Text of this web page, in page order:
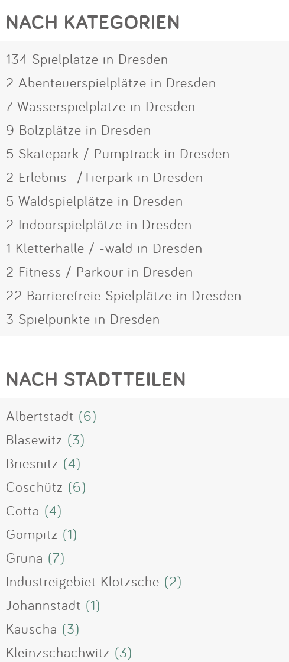
NACH KATEGORIEN
134 Spielplätze in Dresden
2 Abenteuerspielplätze in Dresden
7 Wasserspielplätze in Dresden
9 Bolzplätze in Dresden
5 Skatepark / Pumptrack in Dresden
2 Erlebnis- /Tierpark in Dresden
5 Waldspielplätze in Dresden
2 Indoorspielplätze in Dresden
1 Kletterhalle / -wald in Dresden
2 Fitness / Parkour in Dresden
22 Barrierefreie Spielplätze in Dresden
3 Spielpunkte in Dresden
NACH STADTTEILEN
Albertstadt (6)
Blasewitz (3)
Briesnitz (4)
Coschütz (6)
Cotta (4)
Gompitz (1)
Gruna (7)
Industreigebiet Klotzsche (2)
Johannstadt (1)
Kauscha (3)
Kleinzschachwitz (3)